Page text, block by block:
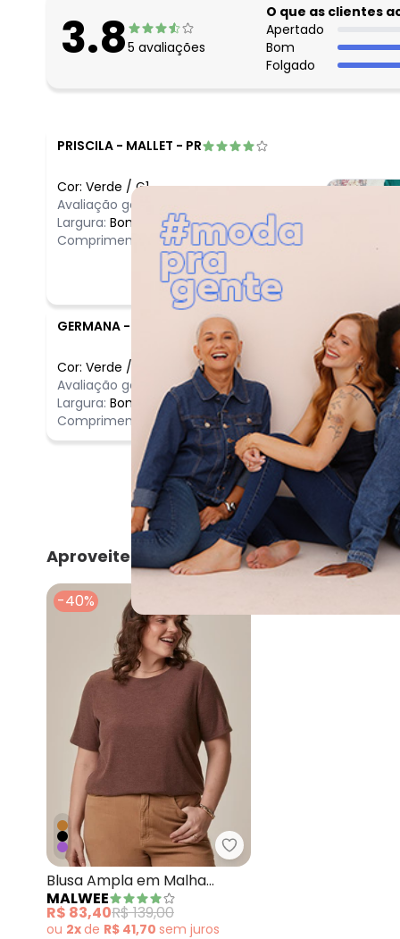
3.85 avaliações
O que as clientes
Apertado
Bom
Folgado
PRISCILA - MALLET - PR
Cor: Verde /G1
Avaliação geral do produto:
Largura: Bom
Comprimento:
Bom
GERMANA - BOA VISTA - RR
Cor: Verde /
Avaliação geral do produto: Ótimo
Largura: Bom
Comprimento: Bom
Ótimo
Aproveite e compre junto
-40%
Malwee - Blusa Ampla
Blusa Ampla em Malha
Canelada Plus Marrom
MALWEE
R$ 83,40R$ 139,00
ou 2xde R$ 41,70 sem juros